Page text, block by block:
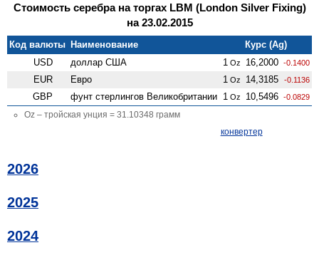
Стоимость серебра на торгах LBM (London Silver Fixing)
на 23.02.2015
Код валюты Наименование
Курс (Ag)
USD
доллар США 1 Oz 16,2000 -0.1400
EUR Евро 1 Oz 14,3185 -0.1136
GBP фунт стерлингов Велико­британии 1 Oz 10,5496 -0.0829
Oz – тройская унция = 31.10348 грамм
конвертер
2026
2025
2024